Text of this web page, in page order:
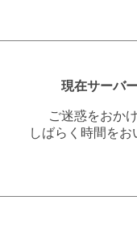
現在サーバ
ご迷惑をおか
しばらく時間を